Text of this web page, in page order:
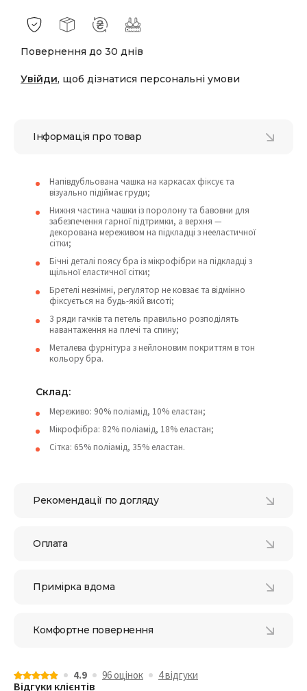
Повернення до 30 днів
Увійди, щоб дізнатися персональні умови
Інформація про товар
Напівдубльована чашка на каркасах фіксує та
візуально підіймає груди;
Нижня частина чашки із поролону та бавовни для
забезпечення гарної підтримки, а верхня —
декорована мереживом на підкладці з нееластичної
сітки;
Бічні деталі поясу бра із мікрофібри на підкладці з
щільної еластичної сітки;
Бретелі незнімні, регулятор не ковзає та відмінно
фіксується на будь-якій висоті;
3 ряди гачків та петель правильно розподілять
навантаження на плечі та спину;
Металева фурнітура з нейлоновим покриттям в тон
кольору бра.
Cклад:
Мереживо: 90% поліамід, 10% еластан;
Мікрофібра: 82% поліамід, 18% еластан;
Сітка: 65% поліамід, 35% еластан.
Рекомендації по догляду
Оплата
Примірка вдома
Комфортне повернення
4.9 96 оцiнок 4 відгуки
Відгуки клієнтів